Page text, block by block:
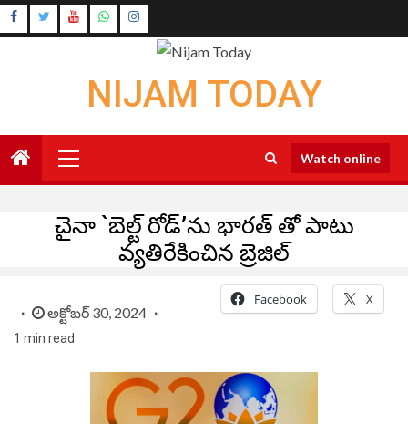
Skip
to
Instagram
NIJAM TODAY
Menu
Watch online
చైనా `బెల్ట్ రోడ్’ను భారత్ తో పాటు
వ్యతిరేకించిన బ్రెజిల్
అక్టోబర్ 30, 2024
1 min read
Facebook X